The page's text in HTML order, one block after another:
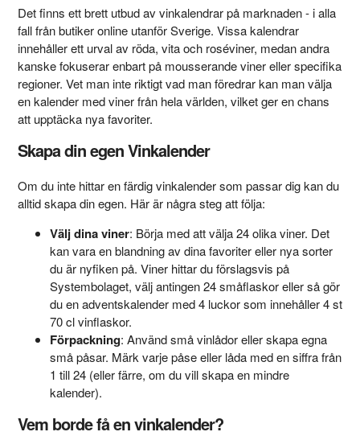
Det finns ett brett utbud av vinkalendrar på marknaden - i alla
fall från butiker online utanför Sverige. Vissa kalendrar
innehåller ett urval av röda, vita och roséviner, medan andra
kanske fokuserar enbart på mousserande viner eller specifika
regioner. Vet man inte riktigt vad man föredrar kan man välja
en kalender med viner från hela världen, vilket ger en chans
att upptäcka nya favoriter.
Skapa din egen Vinkalender
Om du inte hittar en färdig vinkalender som passar dig kan du
alltid skapa din egen. Här är några steg att följa:
Välj dina viner: Börja med att välja 24 olika viner. Det
kan vara en blandning av dina favoriter eller nya sorter
du är nyfiken på. Viner hittar du förslagsvis på
Systembolaget, välj antingen 24 småflaskor eller så gör
du en adventskalender med 4 luckor som innehåller 4 st
70 cl vinflaskor.
Förpackning: Använd små vinlådor eller skapa egna
små påsar. Märk varje påse eller låda med en siffra från
1 till 24 (eller färre, om du vill skapa en mindre
kalender).
Vem borde få en vinkalender?